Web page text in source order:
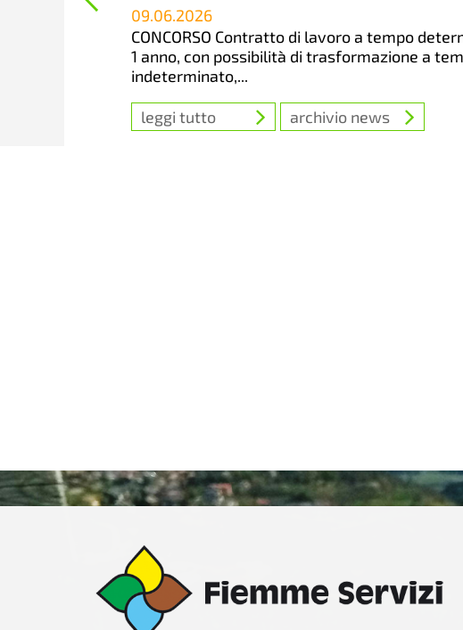
09.06.2026
CONCORSO Contratto di lavoro a tempo
1 anno, con possibilità di trasformazione a
indeterminato,...
leggi tutto archivio news